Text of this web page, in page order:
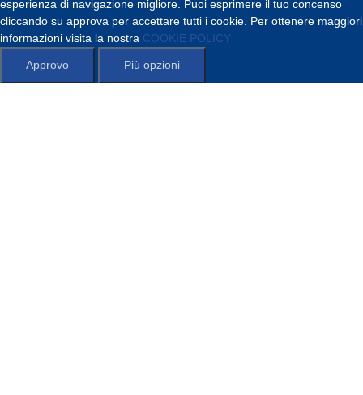
esperienza di navigazione migliore. Puoi esprimere il tuo concenso
cliccando su approva per accettare tutti i cookie. Per ottenere maggiori
informazioni visita la nostra COOKIE POLICY
Approvo Più opzioni